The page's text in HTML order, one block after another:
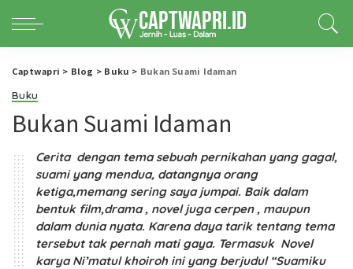
Captwapri > Blog > Buku > Bukan Suami Idaman
Buku
Bukan Suami Idaman
Cerita dengan tema sebuah pernikahan yang gagal,
suami yang mendua, datangnya orang
ketiga,memang sering saya jumpai. Baik dalam
bentuk film,drama , novel juga cerpen , maupun
dalam dunia nyata. Karena daya tarik tentang tema
tersebut tak pernah mati gaya. Termasuk Novel
karya Ni’matul khoiroh ini yang berjudul “Suamiku